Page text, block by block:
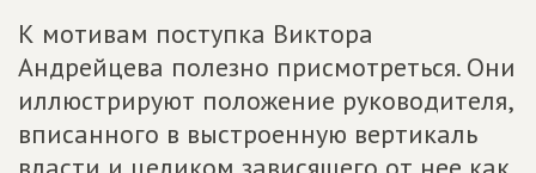
К мотивам поступка Виктора
Андрейцева полезно присмотреться. Они
иллюстрируют положение руководителя,
вписанного в выстроенную вертикаль